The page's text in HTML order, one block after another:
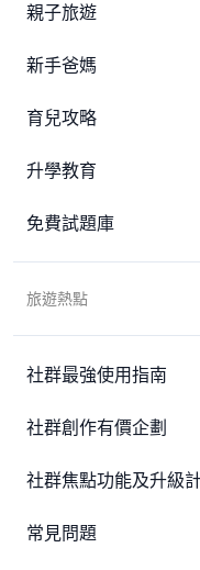
親子旅遊
新手爸媽
育兒攻略
升學教育
免費試題庫
旅遊熱點
社群最強使用指南
社群創作有價企劃
社群焦點功能及升級
常見問題